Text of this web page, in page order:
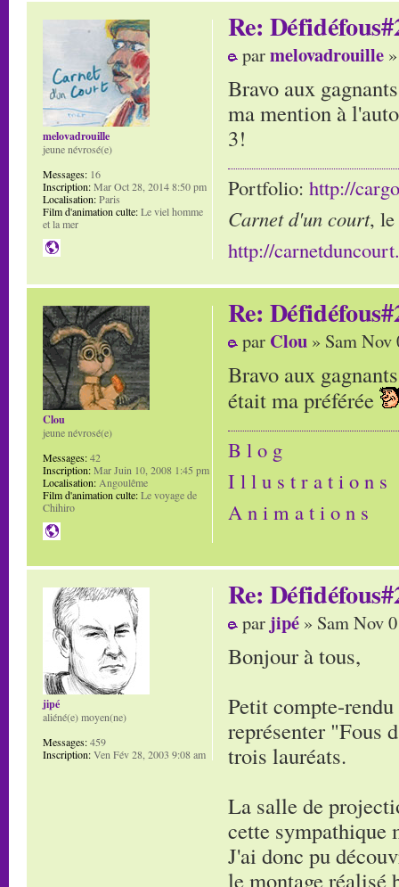
Re:
parmelovadrouille
Bravo aux
ma mention à
3!
Portfolio: http://
Carnet d'un court,
http://
melovadrouille
jeune névrosé(e)
Messages: 16
Inscription:Mar Oct 28, 2014 8:50 pm
Localisation:Paris
Film d'animation culte:Le viel homme
et la mer
Re:
par Clou » Sam Nov
Bravo aux
était ma préférée
B l o g
I l l u s t r a t i o n s
A n i m a t i o n s
Clou
jeune névrosé(e)
Messages:42
Inscription:Mar Juin 10, 2008 1:45 pm
Localisation: Angoulême
Film d'animation culte:Le voyage de
Chihiro
Re:
par jipé » Sam Nov
Bonjour à tous,
Petit compte-
représenter "Fous
trois lauréats.
La salle de
cette sympathique
J'ai donc pu
le montage réalisé
jipé
aliéné(e) moyen(ne)
Messages:459
Inscription:Ven Fév 28, 2003 9:08 am